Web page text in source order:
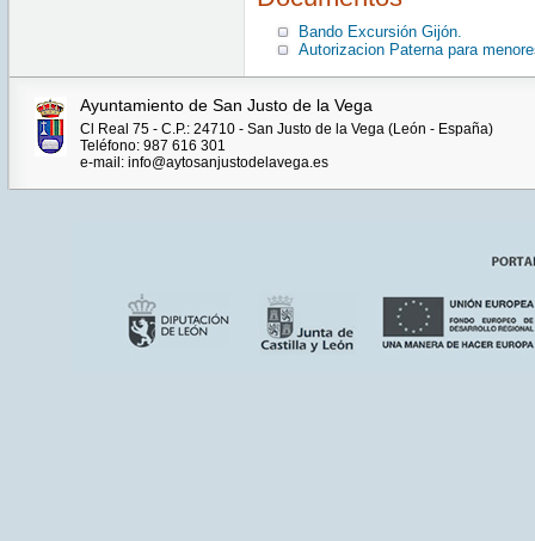
Bando Excursión Gijón.
Autorizacion Paterna para
Ayuntamiento de San Justo de la Vega
Cl Real 75 - C.P.: 24710 - San Justo de la Vega (León - España)
Teléfono: 987 616 301
e-mail: info@aytosanjustodelavega.es